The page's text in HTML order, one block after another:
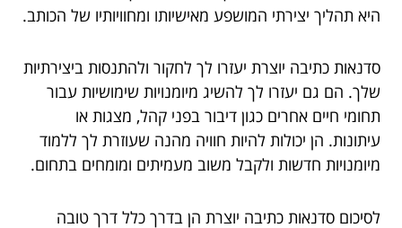
היא תהליך יצירתי המושפע מאישיותו ומחוויותיו של הכותב.
סדנאות כתיבה יוצרת יעזרו לך לחקור ולהתנסות ביצירתיות
שלך. הם גם יעזרו לך להשיג מיומנויות שימושיות עבור
תחומי חיים אחרים כגון דיבור בפני קהל, מצגות או
עיתונות. הן יכולות להיות חוויה מהנה שעוזרת לך ללמוד
מיומנויות חדשות ולקבל משוב מעמיתים ומומחים בתחום.
לסיכום סדנאות כתיבה יוצרת הן בדרך כלל דרך טובה